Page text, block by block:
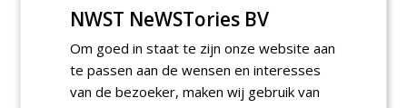
Lunchwebinar: zo voorkom je
dat natuurinclusieve
ambities stranden
NWST NeWSTories BV
Om goed in staat te zijn onze website aan
te passen aan de wensen en interesses
van de bezoeker, maken wij gebruik van